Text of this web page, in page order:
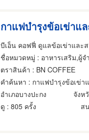
กาแฟบำรุงข้อเข่าแ
บีเอ็น คอฟฟี่ ดูแลข้อเข่าและ
ชื่อหมวดหมู่ : อาหารเสริม,ผู้จำหน่า
ตราสินค้า : BN COFFEE
คำค้นหา : กาแฟบำรุงข้อเข่า
อำเภอบางปะกง
จังห
ดู : 805 ครั้ง ส